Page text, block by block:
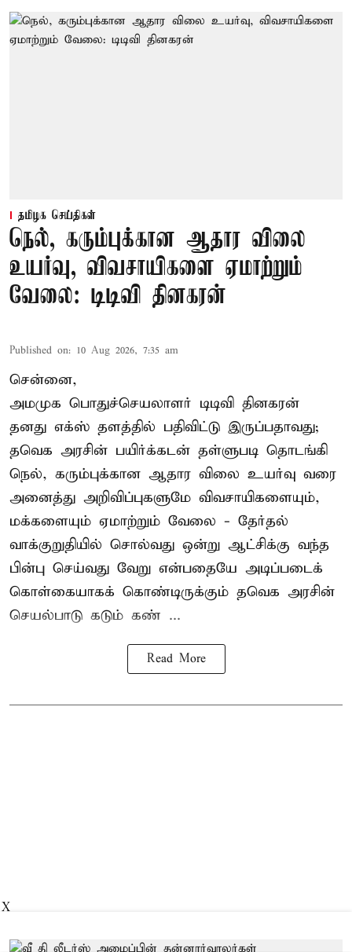
தமிழக செய்திகள்
நெல், கரும்புக்கான ஆதார விலை
உயர்வு, விவசாயிகளை ஏமாற்றும்
வேலை: டிடிவி தினகரன்
Published on: 10 Aug 2026, 7:35 am
சென்னை,
அமமுக பொதுச்செயலாளர் டிடிவி தினகரன்
தனது எக்ஸ் தளத்தில் பதிவிட்டு இருப்பதாவது;
தவெக அரசின் பயிர்க்கடன் தள்ளுபடி தொடங்கி
நெல், கரும்புக்கான ஆதார விலை உயர்வு வரை
அனைத்து அறிவிப்புகளுமே விவசாயிகளையும்,
மக்களையும் ஏமாற்றும் வேலை - தேர்தல்
வாக்குறுதியில் சொல்வது ஒன்று ஆட்சிக்கு வந்த
பின்பு செய்வது வேறு என்பதையே அடிப்படைக்
கொள்கையாகக் கொண்டிருக்கும் தவெக அரசின்
செயல்பாடு கடும் கண் ...
Read More
X